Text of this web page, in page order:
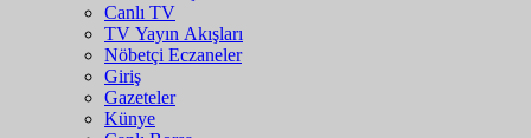
Canlı TV
TV Yayın Akışları
Nöbetçi Eczaneler
Giriş
Gazeteler
Künye